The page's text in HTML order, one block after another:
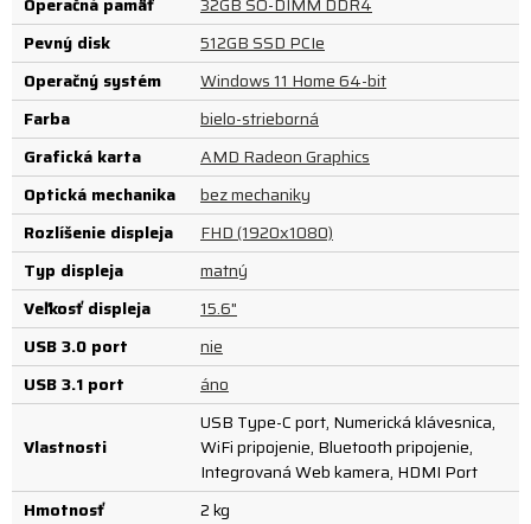
Pevný disk
512GB SSD PCIe
Operačný systém
Windows 11 Home 64-bit
Farba
bielo-strieborná
Grafická karta
AMD Radeon Graphics
Optická mechanika
bez mechaniky
Rozlíšenie displeja
FHD (1920x1080)
Typ displeja
matný
Veľkosť displeja
15.6"
USB 3.0 port
nie
USB 3.1 port
áno
Vlastnosti
USB Type-C port, Numerická klávesnica,
WiFi pripojenie, Bluetooth pripojenie,
Integrovaná Web kamera, HDMI Port
Hmotnosť
2 kg